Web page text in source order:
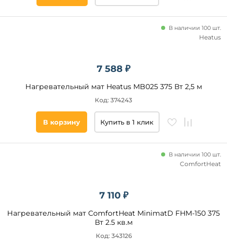
7 588 ₽
Нагревательный мат Heatus MB025 375 Вт 2,5 м
В наличии 100 шт.
Код: 374243
Heatus
В корзину Купить в 1 клик
7 110 ₽
Нагревательный мат ComfortHeat MinimatD FHM-150 375
Вт 2.5 кв.м
В наличии 100 шт.
Код: 343126
ComfortHeat